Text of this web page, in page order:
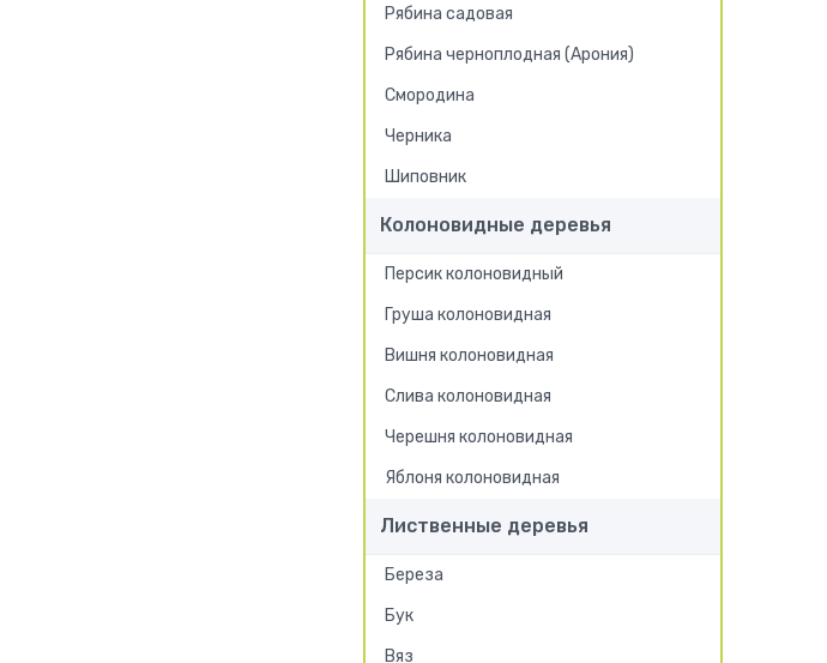
Рябина садовая
Рябина черноплодная (Арония)
Смородина
Черника
Шиповник
Колоновидные деревья
Персик колоновидный
Груша колоновидная
Вишня колоновидная
Слива колоновидная
Черешня колоновидная
Яблоня колоновидная
Лиственные деревья
Береза
Бук
Вяз